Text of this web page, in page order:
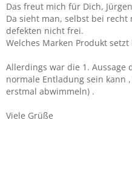
Das freut mich für Dich,
Da sieht man, selbst bei
defekten nicht frei.
Welches Marken Produkt setzt
Allerdings war die 1. Aussage
normale Entladung sein kann
erstmal abwimmeln) .
Viele Grüße